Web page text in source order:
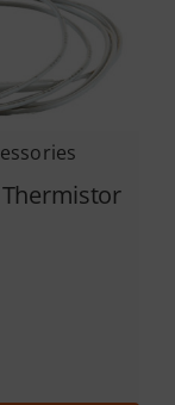
Thermistor